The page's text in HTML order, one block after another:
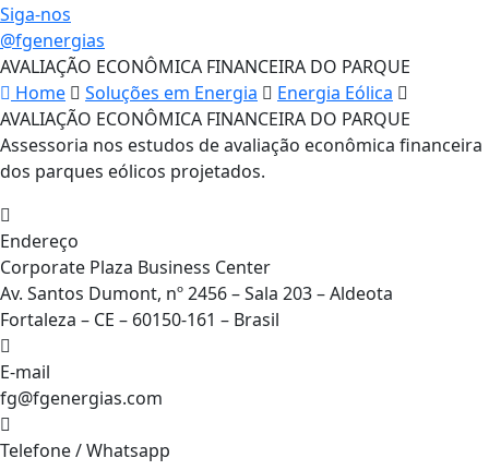
Siga-nos
@fgenergias
AVALIAÇÃO ECONÔMICA FINANCEIRA DO PARQUE
Home
Soluções em Energia
Energia Eólica
AVALIAÇÃO ECONÔMICA FINANCEIRA DO PARQUE
Assessoria nos estudos de avaliação econômica financeira
dos parques eólicos projetados.
Endereço
Corporate Plaza Business Center
Av. Santos Dumont, nº 2456 – Sala 203 – Aldeota
Fortaleza – CE – 60150-161 – Brasil
E-mail
fg@fgenergias.com
Telefone / Whatsapp